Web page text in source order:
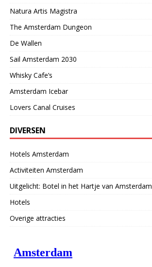
Natura Artis Magistra
The Amsterdam Dungeon
De Wallen
Sail Amsterdam 2030
Whisky Cafe’s
Amsterdam Icebar
Lovers Canal Cruises
DIVERSEN
Hotels Amsterdam
Activiteiten Amsterdam
Uitgelicht: Botel in het Hartje van Amsterdam
Hotels
Overige attracties